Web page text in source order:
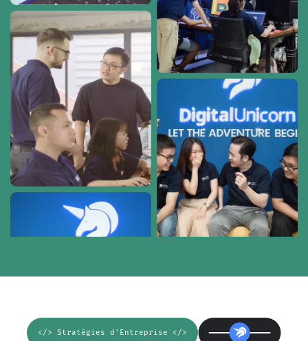
</> Stratégies d'Entreprise </>